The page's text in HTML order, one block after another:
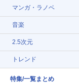
マンガ・ラノベ
音楽
2.5次元
トレンド
特集/一覧まとめ